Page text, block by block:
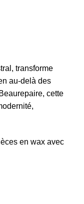
transforme
au-delà des
cette
en wax avec